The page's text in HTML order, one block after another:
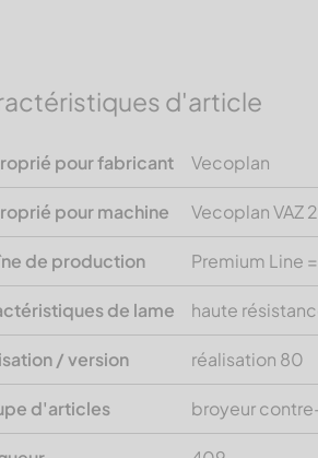
d'article
pour fabricant Vecoplan
pour machine Vecoplan VAZ
de production Premium Line
de lame haute
/ version réalisation 80
d'articles broyeur